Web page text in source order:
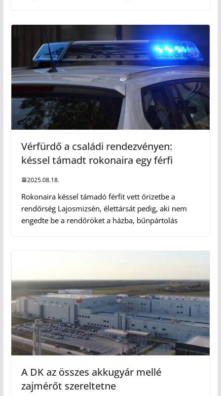
Vérfürdő a családi rendezvényen:
késsel támadt rokonaira egy férfi
2025.08.18.
Rokonaira késsel támadó férfit vett őrizetbe a
rendőrség Lajosmizsén, élettársát pedig, aki nem
engedte be a rendőröket a házba, bűnpártolás
A DK az összes akkugyár mellé
zajmérőt szereltetne